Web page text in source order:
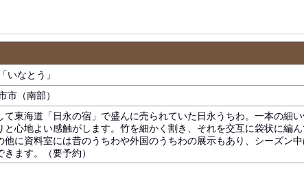
いなとう」
市（南部）
東海道「日永の宿」で盛んに売られていた日永うちわ。一本の細
と心地よい感触がします。竹を細かく割き、それを交互に袋状に編
に資料室には昔のうちわや外国のうちわの展示もあり、シーズン
ます。（要予約）